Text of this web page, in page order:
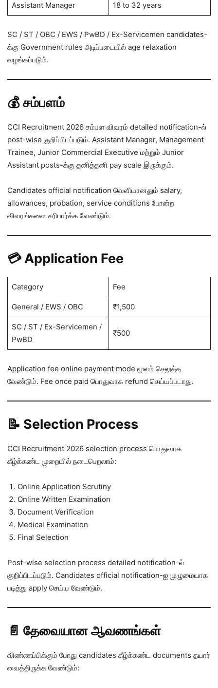
Assistant Manager 18 to 32 years
SC / ST / OBC / EWS / PwBD / Ex-Servicemen candidates-
க்கு Government rules அடிப்படையில் age relaxation
வழங்கப்படும்.
💰 சம்பளம்
CCI Recruitment 2026 சம்பள விவரம் detailed notification-ல்
post-wise குறிப்பிடப்படும். Assistant Manager, Management
Trainee, Junior Commercial Executive மற்றும் Junior
Assistant posts-க்கு தனித்தனி pay scale இருக்கும்.
Candidates official notification வெளியானதும் salary,
allowances, probation, service conditions போன்ற
விவரங்களை சரிபார்க்க வேண்டும்.
💳 Application Fee
Category Fee
General / EWS / OBC ₹1,500
SC / ST / Ex-Servicemen /
PwBD
₹500
Application fee online payment mode மூலம் செலுத்த
வேண்டும். Fee once paid பொதுவாக refund செய்யப்படாது.
📝 Selection Process
CCI Recruitment 2026 selection process பொதுவாக
கீழ்க்கண்ட முறையில் நடைபெறலாம்:
Online Application Scrutiny
Online Written Examination
Document Verification
Medical Examination
Final Selection
Post-wise selection process detailed notification-ல்
குறிப்பிடப்படும். Candidates official notification-ஐ முழுமையாக
படித்து apply செய்ய வேண்டும்.
📄 தேவையான ஆவணங்கள்
விண்ணப்பிக்கும் போது candidates கீழ்க்கண்ட documents தயார்
வைத்திருக்க வேண்டும்: